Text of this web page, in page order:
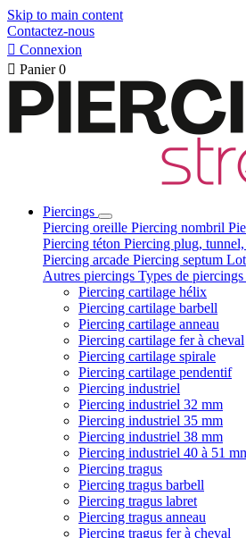
Skip to main content
Contactez-nous
 Connexion
 Panier 0
Piercings
Piercing oreille Piercing nombril
Piercing téton Piercing plug,
Piercing arcade Piercing septum
Autres piercings Types de piercings
Piercing cartilage hélix
Piercing cartilage barbell
Piercing cartilage anneau
Piercing cartilage fer à cheval
Piercing cartilage spirale
Piercing cartilage pendentif
Piercing industriel
Piercing industriel 32 mm
Piercing industriel 35 mm
Piercing industriel 38 mm
Piercing industriel 40 à 51
Piercing tragus
Piercing tragus barbell
Piercing tragus labret
Piercing tragus anneau
Piercing tragus fer à cheval